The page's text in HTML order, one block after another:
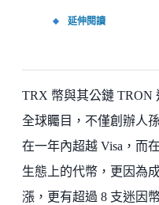
延伸閱讀
TRX 幣與其公鏈 TRON
全球矚目，不僅創辦人
在一年內超越 Visa，而
生態上的代幣，更因為
漲，更有超過 8 支迷因